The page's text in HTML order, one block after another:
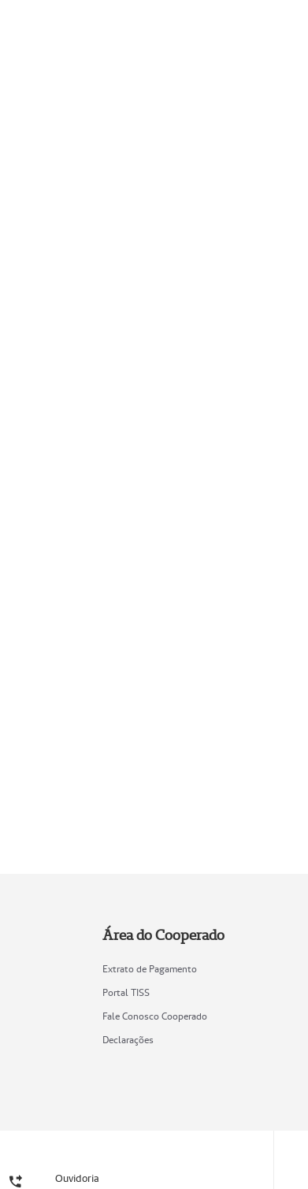
Área do Cooperado
Extrato de Pagamento
Portal TISS
Fale Conosco Cooperado
Declarações
Ouvidoria